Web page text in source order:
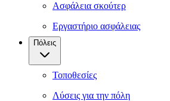
Ασφάλεια σκούτερ
Εργαστήριο ασφάλειας
Πόλεις
Τοποθεσίες
Λύσεις για την πόλη